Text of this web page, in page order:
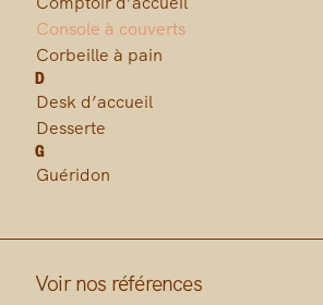
Console à couverts
Corbeille à pain
D
Desk d’accueil
Desserte
G
Guéridon
Voir nos références